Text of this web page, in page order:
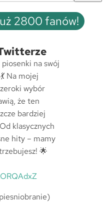
2800 fanów!
na swój
Na mojej
wybór
że ten
bardziej
klasycznych
hity – mamy
🌟